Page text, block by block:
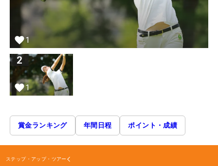
1
2
1
賞金ランキング 年間日程 ポイント・成績
ステップ・アップ・ツアー